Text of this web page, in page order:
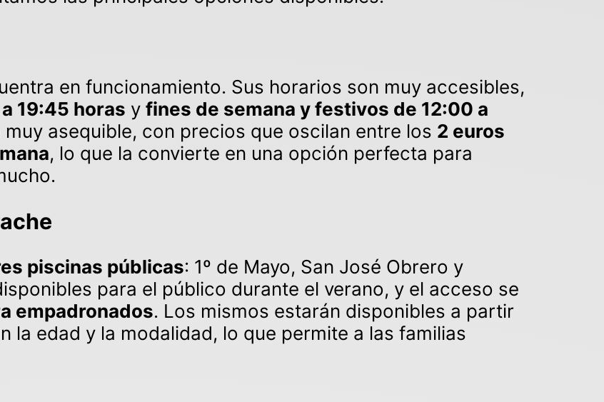
en funcionamiento. Sus horarios son muy accesibles,
19:45 horas y fines de semana y festivos de 12:00 a
asequible, con precios que oscilan entre los 2 euros
, lo que la convierte en una opción perfecta para
piscinas públicas: 1º de Mayo, San José Obrero y
para el público durante el verano, y el acceso se
empadronados. Los mismos estarán disponibles a partir
la edad y la modalidad, lo que permite a las familias